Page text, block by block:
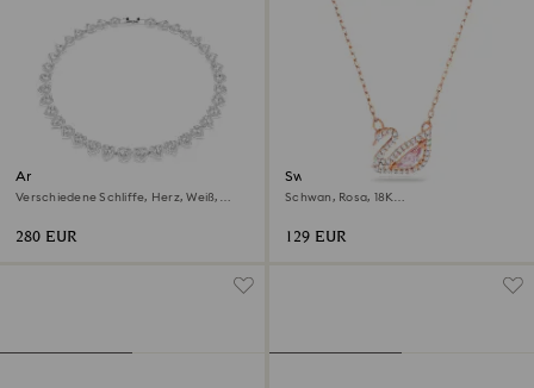
Ariana Grande x Swarovski
Halskette
Verschiedene Schliffe, Herz, Weiß,
280 EUR
Swan Halskette
Schwan, Rosa, 18K
129 EUR